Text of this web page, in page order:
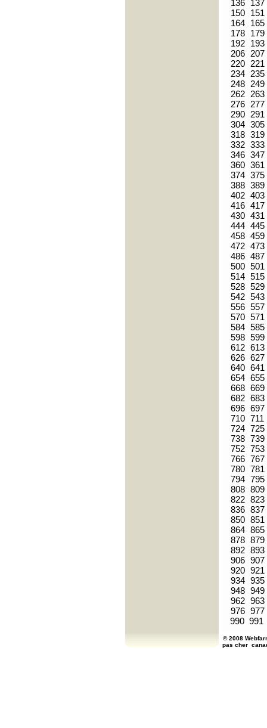
136
137
150
151
164
165
178
179
192
193
206 207
220
221
234
235
248
249
262
263
276
277
290
291
304 305
318 319
332 333
346 347
360 361
374 375
388 389
402 403
416 417
430 431
444 445
458 459
472 473
486 487
500 501
514 515
528 529
542 543
556 557
570 571
584 585
598 599
612 613
626 627
640 641
654 655
668 669
682 683
696 697
710 711
724 725
738 739
752 753
766 767
780 781
794 795
808 809
822 823
836 837
850 851
864 865
878 879
892 893
906 907
920 921
934 935
948 949
962 963
976 977
990 991
© 2008
pas cher